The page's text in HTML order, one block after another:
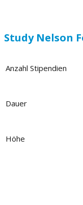
Study Nelson
Anzahl Stipendien
Dauer
Höhe